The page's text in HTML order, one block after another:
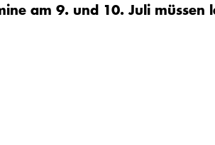
am 9. und 10. Juli müssen